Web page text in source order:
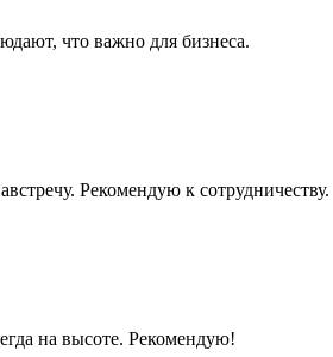
что важно для бизнеса.
Рекомендую к сотрудничеству.
на высоте. Рекомендую!